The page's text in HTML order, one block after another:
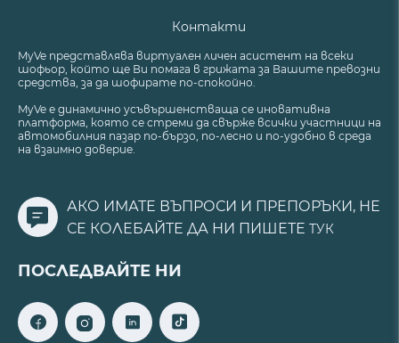
Контакти
MyVe представлява виртуален личен асистент на всеки
шофьор, който ще Ви помага в грижата за Вашите превозни
средства, за да шофирате по-спокойно.
MyVe е динамично усъвършенстваща се иновативна
платформа, която се стреми да свърже всички участници на
автомобилния пазар по-бързо, по-лесно и по-удобно в среда
на взаимно доверие.
АКО ИМАТЕ ВЪПРОСИ И ПРЕПОРЪКИ, НЕ
СЕ КОЛЕБАЙТЕ ДА НИ ПИШЕТЕ ТУК
ПОСЛЕДВАЙТЕ НИ